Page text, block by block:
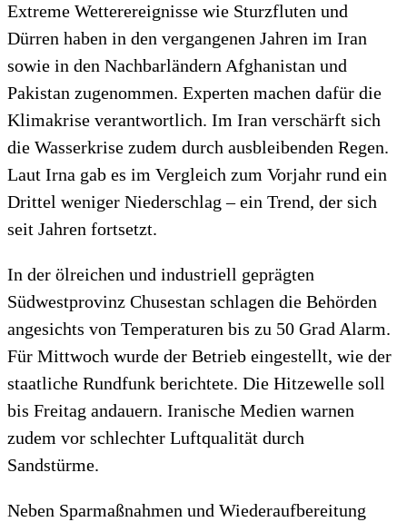
Extreme Wetterereignisse wie Sturzfluten und
Dürren haben in den vergangenen Jahren im Iran
sowie in den Nachbarländern Afghanistan und
Pakistan zugenommen. Experten machen dafür die
Klimakrise verantwortlich. Im Iran verschärft sich
die Wasserkrise zudem durch ausbleibenden Regen.
Laut Irna gab es im Vergleich zum Vorjahr rund ein
Drittel weniger Niederschlag – ein Trend, der sich
seit Jahren fortsetzt.
In der ölreichen und industriell geprägten
Südwestprovinz Chusestan schlagen die Behörden
angesichts von Temperaturen bis zu 50 Grad Alarm.
Für Mittwoch wurde der Betrieb eingestellt, wie der
staatliche Rundfunk berichtete. Die Hitzewelle soll
bis Freitag andauern. Iranische Medien warnen
zudem vor schlechter Luftqualität durch
Sandstürme.
Neben Sparmaßnahmen und Wiederaufbereitung